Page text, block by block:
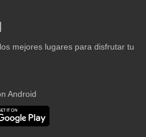
mejores lugares para disfrutar tu
Android